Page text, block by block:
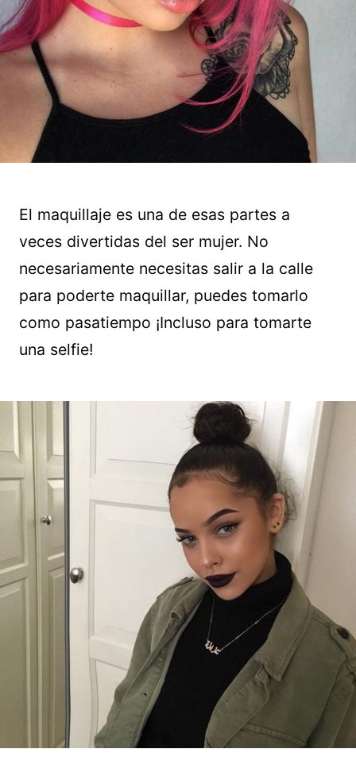
El maquillaje es una de esas partes a
veces divertidas del ser mujer. No
necesariamente necesitas salir a la calle
para poderte maquillar, puedes tomarlo
como pasatiempo ¡Incluso para tomarte
una selfie!